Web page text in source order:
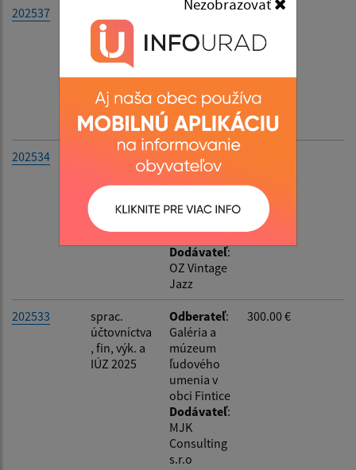
Nezobrazovať
202537
produkcia
vážnej
hudby
Odberateľ:
múzeum
umenia v
obci Fintice
Dodávateľ:
SOZA
132.84 €
202534
hudobné
vystúpenie
Paper
Moon Trio
Odberateľ:
Galéria a
múzeum
ľudového
obci Fintice
Dodávateľ:
OZ Vintage
Jazz
202533
sprac.
účtovníctva
, fin, výk. a
IÚZ 2025
Odberateľ:
Galéria a
múzeum
ľudového
umenia v
obci Fintice
Dodávateľ:
MJK
Consulting
s.r.o
300.00 €